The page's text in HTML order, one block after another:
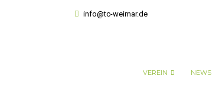
info@tc-weimar.de
VEREIN NEWS